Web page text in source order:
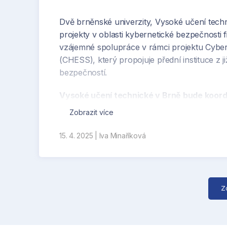
Dvě brněnské univerzity, Vysoké učení
projekty v oblasti kybernetické bezpečnosti
vzájemné spolupráce v rámci projektu
(CHESS), který propojuje přední instituce z
bezpečností.
Vysoké učení technické v Brně bude
in Practice) s 18 partnery z 12 evropských
akademické obce, podniků a veřejného
spolupráci národních autorit pro
Masarykova univerzita bude
Zobrazit více
15. 4. 2025 Iva Minaříková